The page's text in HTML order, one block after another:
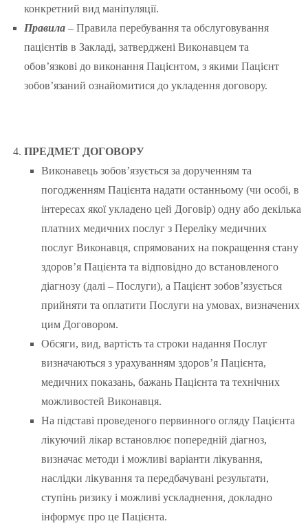
конкретний вид маніпуляції.
Правила – Правила перебування та обслуговування
пацієнтів в Закладі, затверджені Виконавцем та
обов’язкові до виконання Пацієнтом, з якими Пацієнт
зобов’язаний ознайомитися до укладення договору.
ПРЕДМЕТ ДОГОВОРУ
Виконавець зобов’язується за дорученням та
погодженням Пацієнта надати останньому (чи особі, в
інтересах якої укладено цей Договір) одну або декілька
платних медичних послуг з Переліку медичних
послуг Виконавця, спрямованих на покращення стану
здоров’я Пацієнта та відповідно до встановленого
діагнозу (далі – Послуги), а Пацієнт зобов’язується
прийняти та оплатити Послуги на умовах, визначених
цим Договором.
Обсяги, вид, вартість та строки надання Послуг
визначаються з урахуванням здоров’я Пацієнта,
медичних показань, бажань Пацієнта та технічних
можливостей Виконавця.
На підставі проведеного первинного огляду Пацієнта
лікуючий лікар встановлює попередній діагноз,
визначає методи і можливі варіанти лікування,
наслідки лікування та передбачувані результати,
ступінь ризику і можливі ускладнення, докладно
інформує про це Пацієнта.